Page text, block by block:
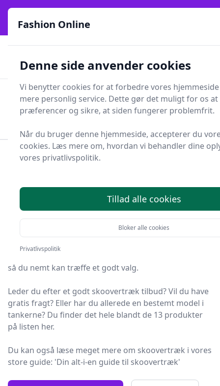
Fashion Online - Din genvej til stil, trends og smarte fund
online siden 2017
Lynhurtig levering ⭐⭐⭐⭐⭐✨981 forskellige produkttyper
Fashion Online
Søg
Forside Tøj og Accessories
Bedste skoovertræk -
top 13 valg
Søger du efter de bedste skoovertræk? På Fashion
Online har vi udvalgt de 13 mest populære produkter,
så du nemt kan træffe et godt valg.
Leder du efter et godt skoovertræk tilbud? Vil du have
gratis fragt? Eller har du allerede en bestemt model i
tankerne? Du finder det hele blandt de 13 produkter
på listen her.
Du kan også læse meget mere om skoovertræk i vores
store guide: 'Din alt-i-en guide til skoovertræk'
Fashion Online
Denne side anvender cookies
Vi benytter cookies for at forbedre vores
mere personlig service. Dette gør det muligt for os
præferencer og sikre, at siden fungerer problemfrit.
Når du bruger denne hjemmeside, accepterer du
cookies. Læs mere om, hvordan vi behandler dine
vores privatlivspolitik.
Tillad alle cookies
Bloker alle cookies
Privatlivspolitik